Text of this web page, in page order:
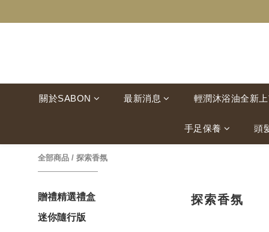
關於SABON 最新消息 輕潤沐浴油全新
手足保養 頭
全部商品 / 探索香氛
贈禮精選禮盒
迷你隨行版
探索香氛